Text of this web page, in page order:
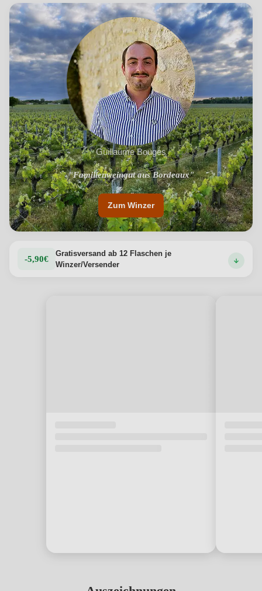
Guillaume Bougès
"Familienweingut aus Bordeaux"
"Einzigartiges Terroir"
Zum Winzer
-5,90€
Gratisversand ab 12 Flaschen je
Winzer/Versender